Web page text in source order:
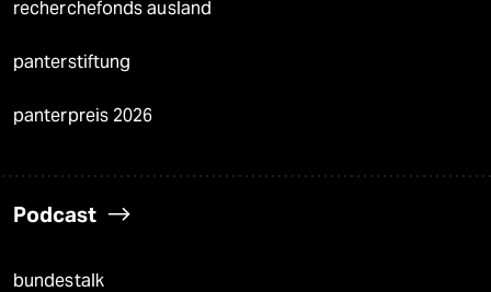
recherchefonds ausland
panterstiftung
panterpreis 2026
Podcast
bundestalk